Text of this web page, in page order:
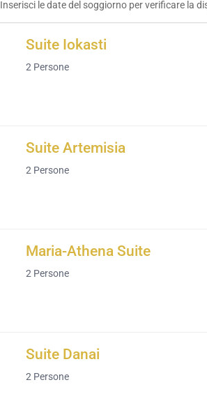
Inserisci le date del soggiorno per verificare la
Suite Iokasti
2 Persone
Suite Artemisia
2 Persone
Maria-Athena Suite
2 Persone
Suite Danai
2 Persone